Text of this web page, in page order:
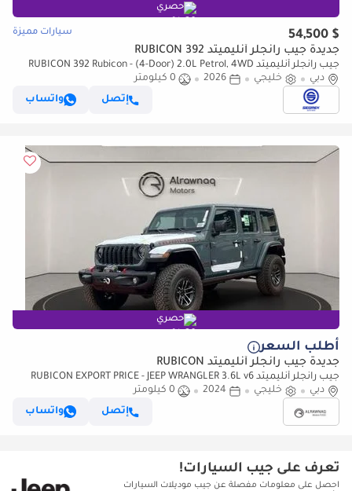
حصري
$ 54,500 سيارات مميزة
جديدة جيب رانجلر أنليميتد RUBICON 392
جيب رانجلر أنليميتد RUBICON 392 Rubicon - (4-Door) 2.0L Petrol, 4WD
8A/T | 2026 Model | Only for Export
دبي خليجي 2026
0 كيلومتر
إتصل
واتساب
حصري
أطلب السعر
جديدة جيب رانجلر أنليميتد RUBICON
جيب رانجلر أنليميتد RUBICON EXPORT PRICE - JEEP WRANGLER 3.6L v6
(للتصدير فقط)
دبي خليجي 2024
0 كيلومتر
إتصل
واتساب
تعرف على جيب السيارات!
احصل على معلومات مفصلة عن جيب موديلات السيارات